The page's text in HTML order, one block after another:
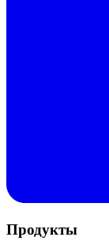
Продукты